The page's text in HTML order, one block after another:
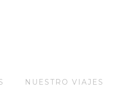
NUESTRO VIAJES